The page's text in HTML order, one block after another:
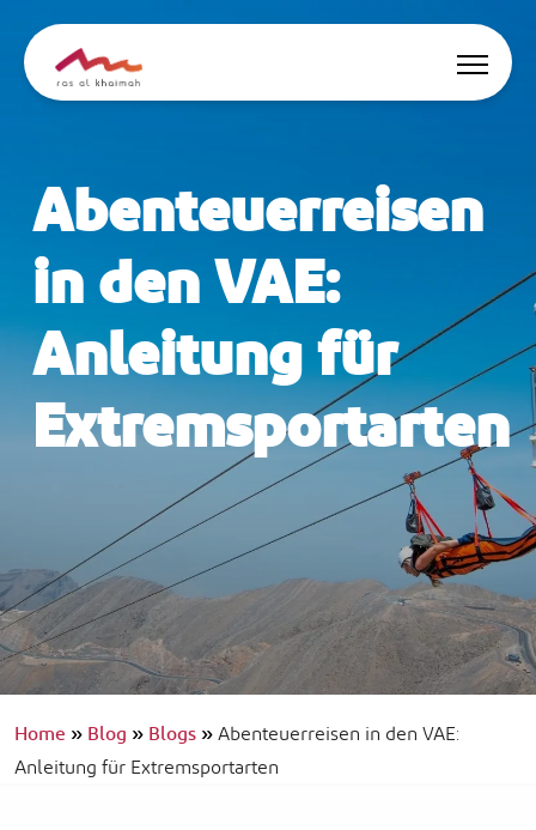
Inspiriert werden
Wo übernachten
Dinge zu tun
Reise planen
Events Suche
Abenteuerreisen
in den VAE:
Anleitung für
Extremsportarten
Home»Blog»Blogs»Abenteuerreisen in den VAE:
Anleitung für Extremsportarten